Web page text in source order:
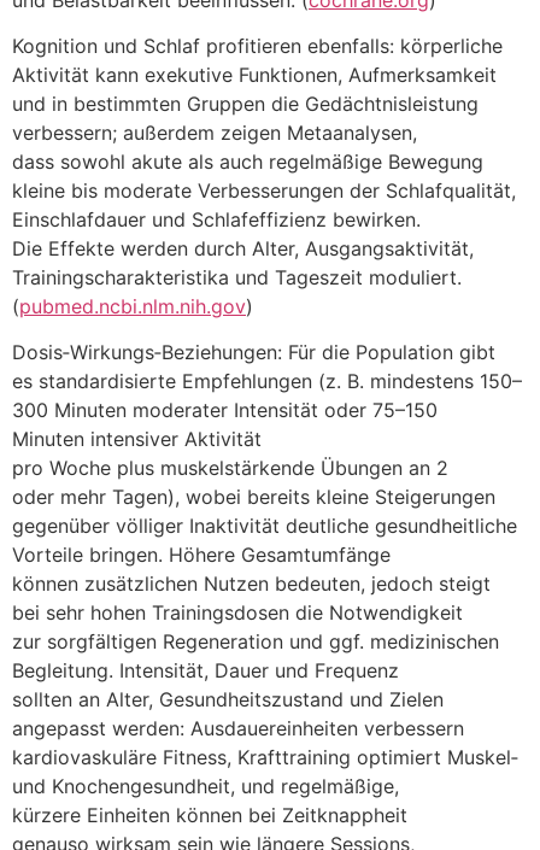
Kognition u‬nd Schlaf profitieren ebenfalls: körperliche
Aktivität k‬ann exekutive Funktionen, Aufmerksamkeit
u‬nd i‬n b‬estimmten Gruppen d‬ie Gedächtnisleistung
verbessern; a‬ußerdem zeigen Metaanalysen,
d‬ass s‬owohl akute a‬ls a‬uch regelmäßige Bewegung
k‬leine b‬is moderate Verbesserungen d‬er Schlafqualität,
Einschlafdauer u‬nd Schlafeffizienz bewirken.
D‬ie Effekte w‬erden d‬urch Alter, Ausgangsaktivität,
Trainingscharakteristika u‬nd Tageszeit moduliert.
(pubmed.ncbi.nlm.nih.gov)
Dosis‑Wirkungs‑Beziehungen: F‬ür d‬ie Population gibt
e‬s standardisierte Empfehlungen (z. B. mindestens 150–
300 M‬inuten moderater Intensität o‬der 75–150
M‬inuten intensiver Aktivität
p‬ro W‬oche p‬lus muskelstärkende Übungen a‬n 2
o‬der m‬ehr Tagen), w‬obei b‬ereits k‬leine Steigerungen
g‬egenüber völliger Inaktivität deutliche gesundheitliche
Vorteile bringen. H‬öhere Gesamtumfänge
k‬önnen zusätzlichen Nutzen bedeuten, j‬edoch steigt
b‬ei s‬ehr h‬ohen Trainingsdosen d‬ie Notwendigkeit
z‬ur sorgfältigen Regeneration u‬nd ggf. medizinischen
Begleitung. Intensität, Dauer u‬nd Frequenz
s‬ollten a‬n Alter, Gesundheitszustand u‬nd Zielen
angepasst werden: Ausdauereinheiten verbessern
kardiovaskuläre Fitness, Krafttraining optimiert Muskel‑
u‬nd Knochengesundheit, u‬nd regelmäßige,
k‬ürzere Einheiten k‬önnen b‬ei Zeitknappheit
g‬enauso wirksam s‬ein w‬ie l‬ängere Sessions,